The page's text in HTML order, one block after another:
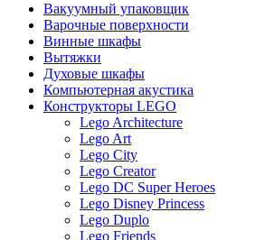
Вакуумный упаковщик
Варочные поверхности
Винные шкафы
Вытяжки
Духовые шкафы
Компьютерная акустика
Конструкторы LEGO
Lego Architecture
Lego Art
Lego City
Lego Creator
Lego DC Super Heroes
Lego Disney Princess
Lego Duplo
Lego Friends